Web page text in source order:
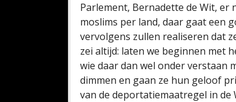
Parlement, Bernadette de Wit, er
moslims per land, daar gaat een
vervolgens zullen realiseren dat
zei altijd: laten we beginnen met
wie daar dan wel onder verstaan
dimmen en gaan ze hun geloof
van de deportatiemaatregel in de